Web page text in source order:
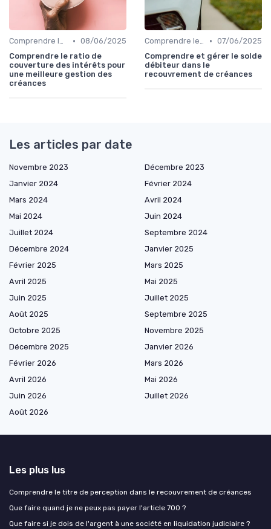
Comprendre le Recouvrement de Créances • 08/06/2025
Comprendre le ratio de
couverture des intérêts pour
une meilleure gestion des
créances
Comprendre le Recouvrement de Créances • 07/06/2025
Comprendre et gérer le solde
débiteur dans le
recouvrement de créances
Les articles par date
Novembre 2023
Décembre 2023
Janvier 2024
Février 2024
Mars 2024
Avril 2024
Mai 2024
Juin 2024
Juillet 2024
Septembre 2024
Décembre 2024
Janvier 2025
Février 2025
Mars 2025
Avril 2025
Mai 2025
Juin 2025
Juillet 2025
Août 2025
Septembre 2025
Octobre 2025
Novembre 2025
Décembre 2025
Janvier 2026
Février 2026
Mars 2026
Avril 2026
Mai 2026
Juin 2026
Juillet 2026
Août 2026
Les plus lus
Comprendre le titre de perception dans le recouvrement de créances
Que faire quand je ne peux pas payer l'article 700 ?
Que faire si je dois de l'argent à une société en liquidation judiciaire ?